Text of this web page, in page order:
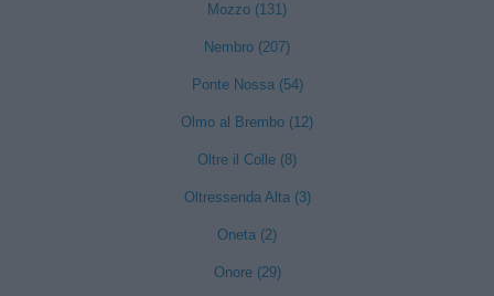
Mozzo (131)
Nembro (207)
Ponte Nossa (54)
Olmo al Brembo (12)
Oltre il Colle (8)
Oltressenda Alta (3)
Oneta (2)
Onore (29)